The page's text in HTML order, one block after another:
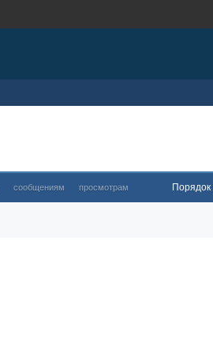
сообщениям просмотрам Порядок